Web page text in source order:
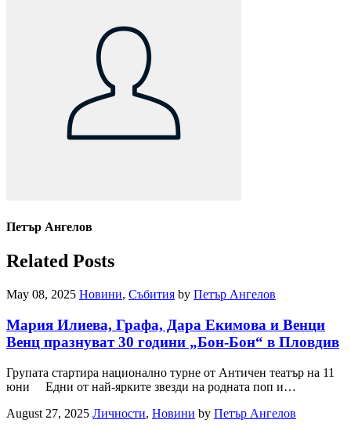
Петър Ангелов
Related Posts
May 08, 2025 Новини, Събития by Петър Ангелов
Мария Илиева, Графа, Дара Екимова и Венци
Венц празнуват 30 години „Бон-Бон“ в Пловдив
Групата стартира национално турне от Античен театър на 11
юни Едни от най-ярките звезди на родната поп и…
August 27, 2025 Личности, Новини by Петър Ангелов